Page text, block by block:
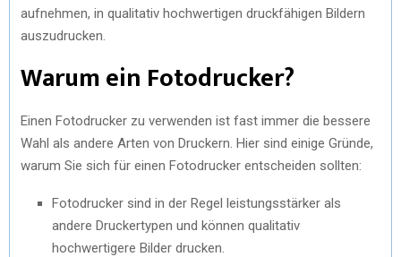
aufnehmen, in qualitativ hochwertigen druckfähigen Bildern
auszudrucken.
Warum ein Fotodrucker?
Einen Fotodrucker zu verwenden ist fast immer die bessere
Wahl als andere Arten von Druckern. Hier sind einige Gründe,
warum Sie sich für einen Fotodrucker entscheiden sollten:
Fotodrucker sind in der Regel leistungsstärker als
andere Druckertypen und können qualitativ
hochwertigere Bilder drucken.